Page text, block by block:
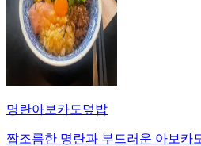
명란아보카도덮밥
짭조름한 명란과 부드러운 아보카